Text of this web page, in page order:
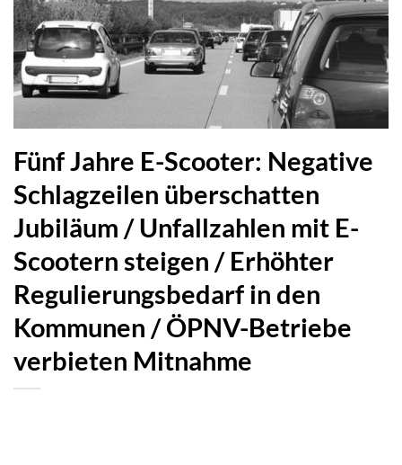
Fünf Jahre E-Scooter: Negative
Schlagzeilen überschatten
Jubiläum / Unfallzahlen mit E-
Scootern steigen / Erhöhter
Regulierungsbedarf in den
Kommunen / ÖPNV-Betriebe
verbieten Mitnahme